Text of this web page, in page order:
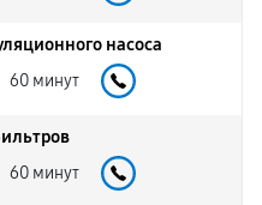
насоса
60 минут
60 минут